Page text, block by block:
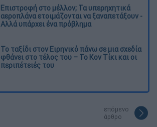
Επιστροφή στο μέλλον; Τα υπερηχητικά
αεροπλάνα ετοιμάζονται να ξαναπετάξουν -
Αλλά υπάρχει ένα πρόβλημα
Το ταξίδι στον Ειρηνικό πάνω σε μια σχεδία
φθάνει στο τέλος του – Το Κον Τίκι και οι
περιπέτειές του
επόμενο
άρθρο